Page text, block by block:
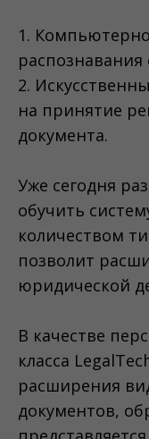
1.
2.
на принятие
документа.
Уже сегодня
обучить
количеством
позволит
юридической
В качестве
класса
расширения
документов,